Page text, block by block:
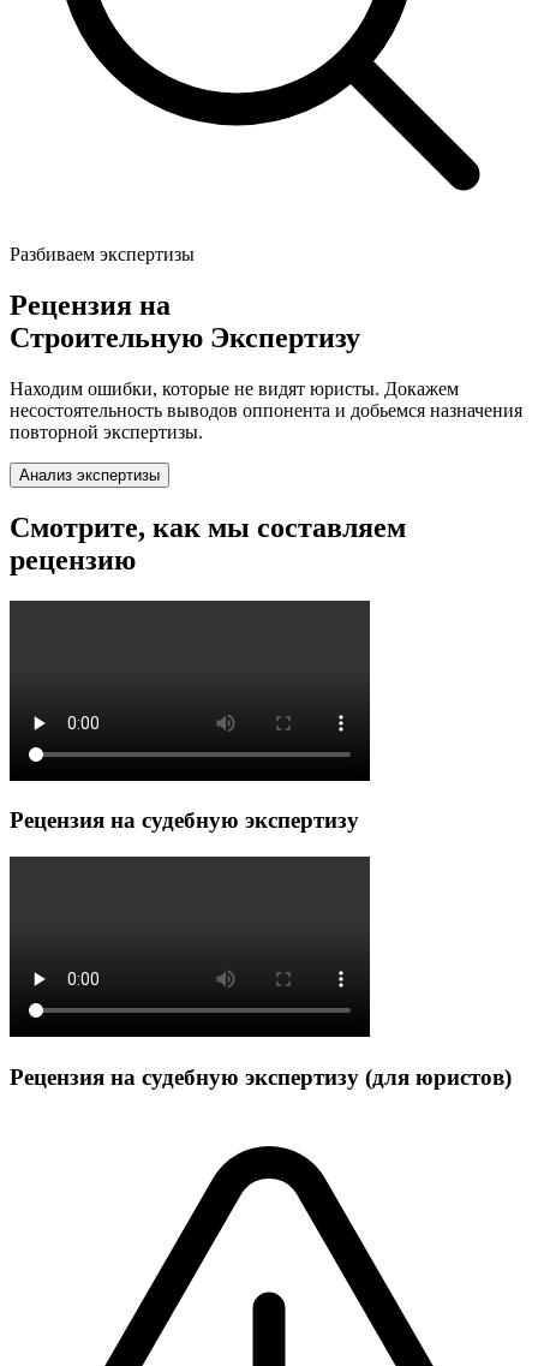
Разбиваем экспертизы
Рецензия на
Строительную Экспертизу
Находим ошибки, которые не видят юристы. Докажем
несостоятельность выводов оппонента и добьемся назначения
повторной экспертизы.
Анализ экспертизы
Смотрите, как мы составляем
рецензию
Рецензия на судебную экспертизу
Рецензия на судебную экспертизу (для юристов)